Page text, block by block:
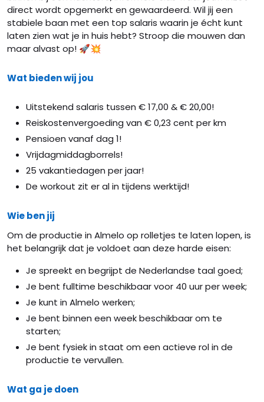
direct wordt opgemerkt en gewaardeerd. Wil jij een
stabiele baan met een top salaris waarin je écht kunt
laten zien wat je in huis hebt? Stroop die mouwen dan
maar alvast op! 🚀💥
Wat bieden wij jou
Uitstekend salaris tussen € 17,00 & € 20,00!
Reiskostenvergoeding van € 0,23 cent per km
Pensioen vanaf dag 1!
Vrijdagmiddagborrels!
25 vakantiedagen per jaar!
De workout zit er al in tijdens werktijd!
Wie ben jij
Om de productie in Almelo op rolletjes te laten lopen, is
het belangrijk dat je voldoet aan deze harde eisen:
Je spreekt en begrijpt de Nederlandse taal goed;
Je bent fulltime beschikbaar voor 40 uur per week;
Je kunt in Almelo werken;
Je bent binnen een week beschikbaar om te
starten;
Je bent fysiek in staat om een actieve rol in de
productie te vervullen.
Wat ga je doen